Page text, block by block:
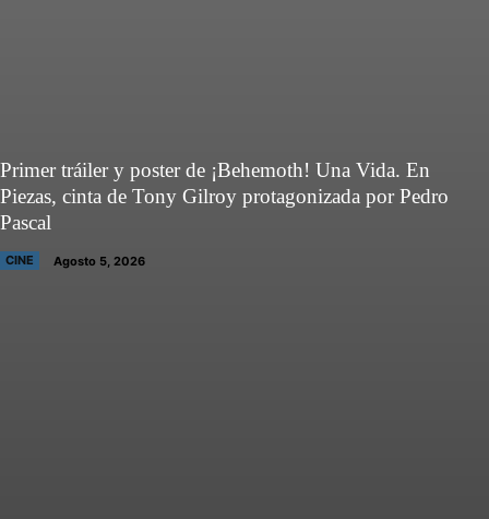
Primer tráiler y poster de ¡Behemoth! Una Vida. En
Piezas, cinta de Tony Gilroy protagonizada por Pedro
Pascal
CINE Agosto 5, 2026